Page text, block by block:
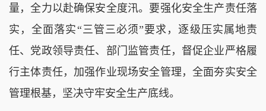
量，全力以赴确保安全度汛。要强化安全生产责任落
实，全面落实“三管三必须”要求，逐级压实属地责
任、党政领导责任、部门监管责任，督促企业严格履
行主体责任，加强作业现场安全管理，全面夯实安全
管理根基，坚决守牢安全生产底线。